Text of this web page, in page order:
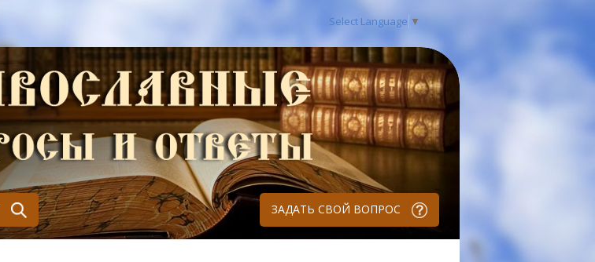
Select Language ▼
ЗАДАТЬ СВОЙ ВОПРОС